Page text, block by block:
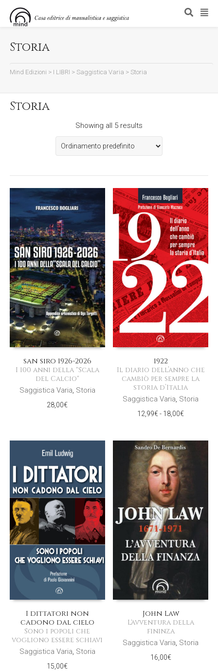
Storia
Mind Edizioni > I LIBRI > Saggistica Varia > Storia
Storia
Showing all 5 results
san siro 1926-2026
I 100 anni della "Scala
del Calcio"
Saggistica Varia, Storia
28,00€
1922
Il diario dell’anno che
cambiò per sempre la
storia d’Italia
Saggistica Varia, Storia
12,99€- 18,00€Fascia
da
18,00€
I dittatori non
cadono dal cielo
Sono i popoli che
vogliono essere schiavi
Saggistica Varia, Storia
15,00€
John Law
L'avventura della
fininza
Saggistica Varia, Storia
16,00€